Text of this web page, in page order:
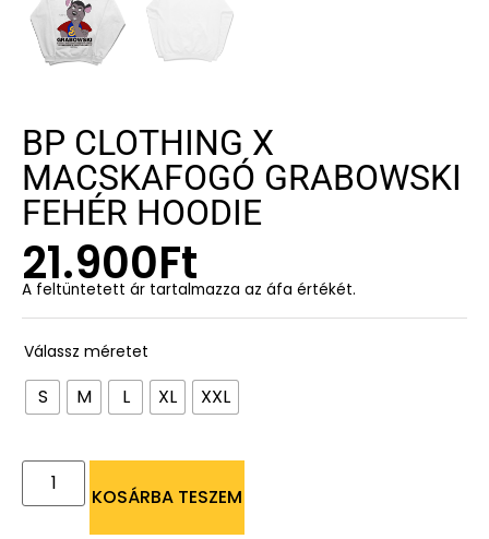
BP CLOTHING X
MACSKAFOGÓ GRABOWSKI
FEHÉR HOODIE
21.900Ft
A feltüntetett ár tartalmazza az áfa értékét.
Válassz méretet
S M L XL XXL
KOSÁRBA TESZEM